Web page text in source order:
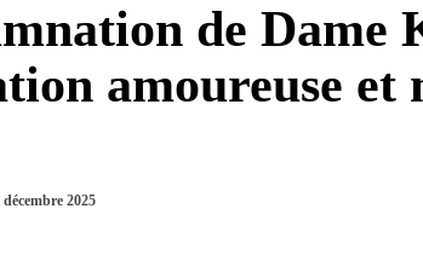
de Dame
amoureuse et
décembre 2025